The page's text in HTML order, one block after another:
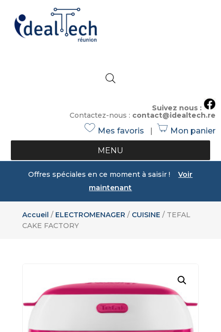
Suivez nous :
Contactez-nous : contact@idealtech.re
h
ar
t
ic
o
n
Mes favoris
s
o
p
o
n
Mon panier
MENU
Offres spéciales en ce moment à saisir !Voir
maintenant
Accueil / ELECTROMENAGER / CUISINE / TEFAL
CAKE FACTORY